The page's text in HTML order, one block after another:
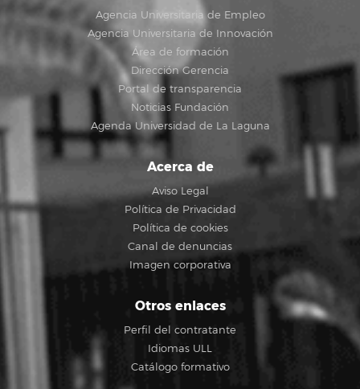
Agencia Universitaria de Empleo
Agencia Universitaria de Innovación
Área de formación
Dirección Gerencia
Portal de transparencia
Noticias Fundación
Agenda Universidad de La Laguna
Acerca de
Aviso Legal
Política de Privacidad
Política de cookies
Canal de denuncias
Imagen corporativa
Otros enlaces
Perfil del contratante
Idiomas ULL
Catálogo formativo